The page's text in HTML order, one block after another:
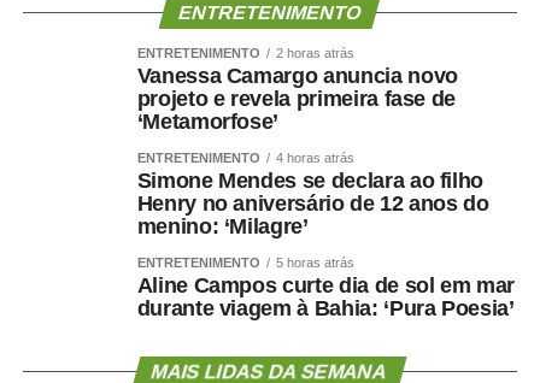
ENTRETENIMENTO
ENTRETENIMENTO 2 horas atrás
Vanessa Camargo anuncia novo
projeto e revela primeira fase de
‘Metamorfose’
ENTRETENIMENTO 4 horas atrás
Simone Mendes se declara ao filho
Henry no aniversário de 12 anos do
menino: ‘Milagre’
ENTRETENIMENTO 5 horas atrás
Aline Campos curte dia de sol em mar
durante viagem à Bahia: ‘Pura Poesia’
MAIS LIDAS DA SEMANA